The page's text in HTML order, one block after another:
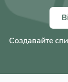
Создавайте